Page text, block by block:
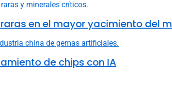
en el mayor yacimiento del
de chips con IA